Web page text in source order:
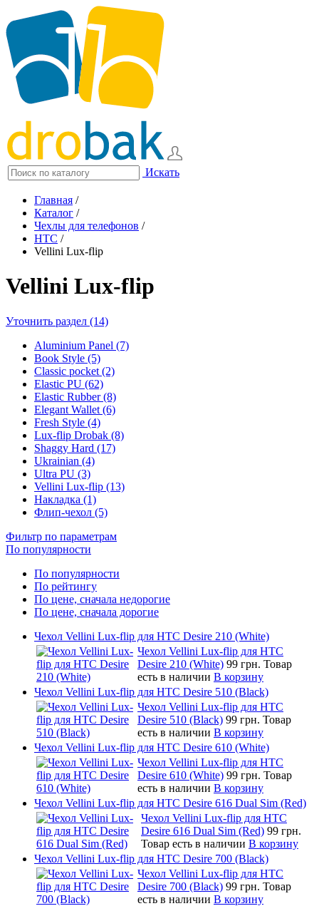
Искать
Главная /
Каталог /
Чехлы для телефонов /
HTC /
Vellini Lux-flip
Vellini Lux-flip
Уточнить раздел (14)
Aluminium Panel (7)
Book Style (5)
Classic pocket (2)
Elastic PU (62)
Elastic Rubber (8)
Elegant Wallet (6)
Fresh Style (4)
Lux-flip Drobak (8)
Shaggy Hard (17)
Ukrainian (4)
Ultra PU (3)
Vellini Lux-flip (13)
Накладка (1)
Флип-чехол (5)
Фильтр по параметрам
По популярности
По популярности
По рейтингу
По цене, сначала недорогие
По цене, сначала дорогие
Чехол Vellini Lux-flip для HTC Desire 210 (White)
Чехол Vellini Lux-flip для HTC
Desire 210 (White) 99 грн. Товар
есть в наличии В корзину
Чехол Vellini Lux-flip для HTC Desire 510 (Black)
Чехол Vellini Lux-flip для HTC
Desire 510 (Black) 99 грн. Товар
есть в наличии В корзину
Чехол Vellini Lux-flip для HTC Desire 610 (White)
Чехол Vellini Lux-flip для HTC
Desire 610 (White) 99 грн. Товар
есть в наличии В корзину
Чехол Vellini Lux-flip для HTC Desire 616 Dual Sim (Red)
Чехол Vellini Lux-flip для HTC
Desire 616 Dual Sim (Red) 99 грн.
Товар есть в наличии В корзину
Чехол Vellini Lux-flip для HTC Desire 700 (Black)
Чехол Vellini Lux-flip для HTC
Desire 700 (Black) 99 грн. Товар
есть в наличии В корзину